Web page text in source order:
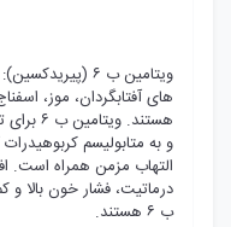
ویتامین ب ۶
های آفتابگردان، موز،
هستند.
و به متابولیسم
التهاب مزمن همراه است.
درماتیت، فشار خون بالا و
ب ۶ هستند.